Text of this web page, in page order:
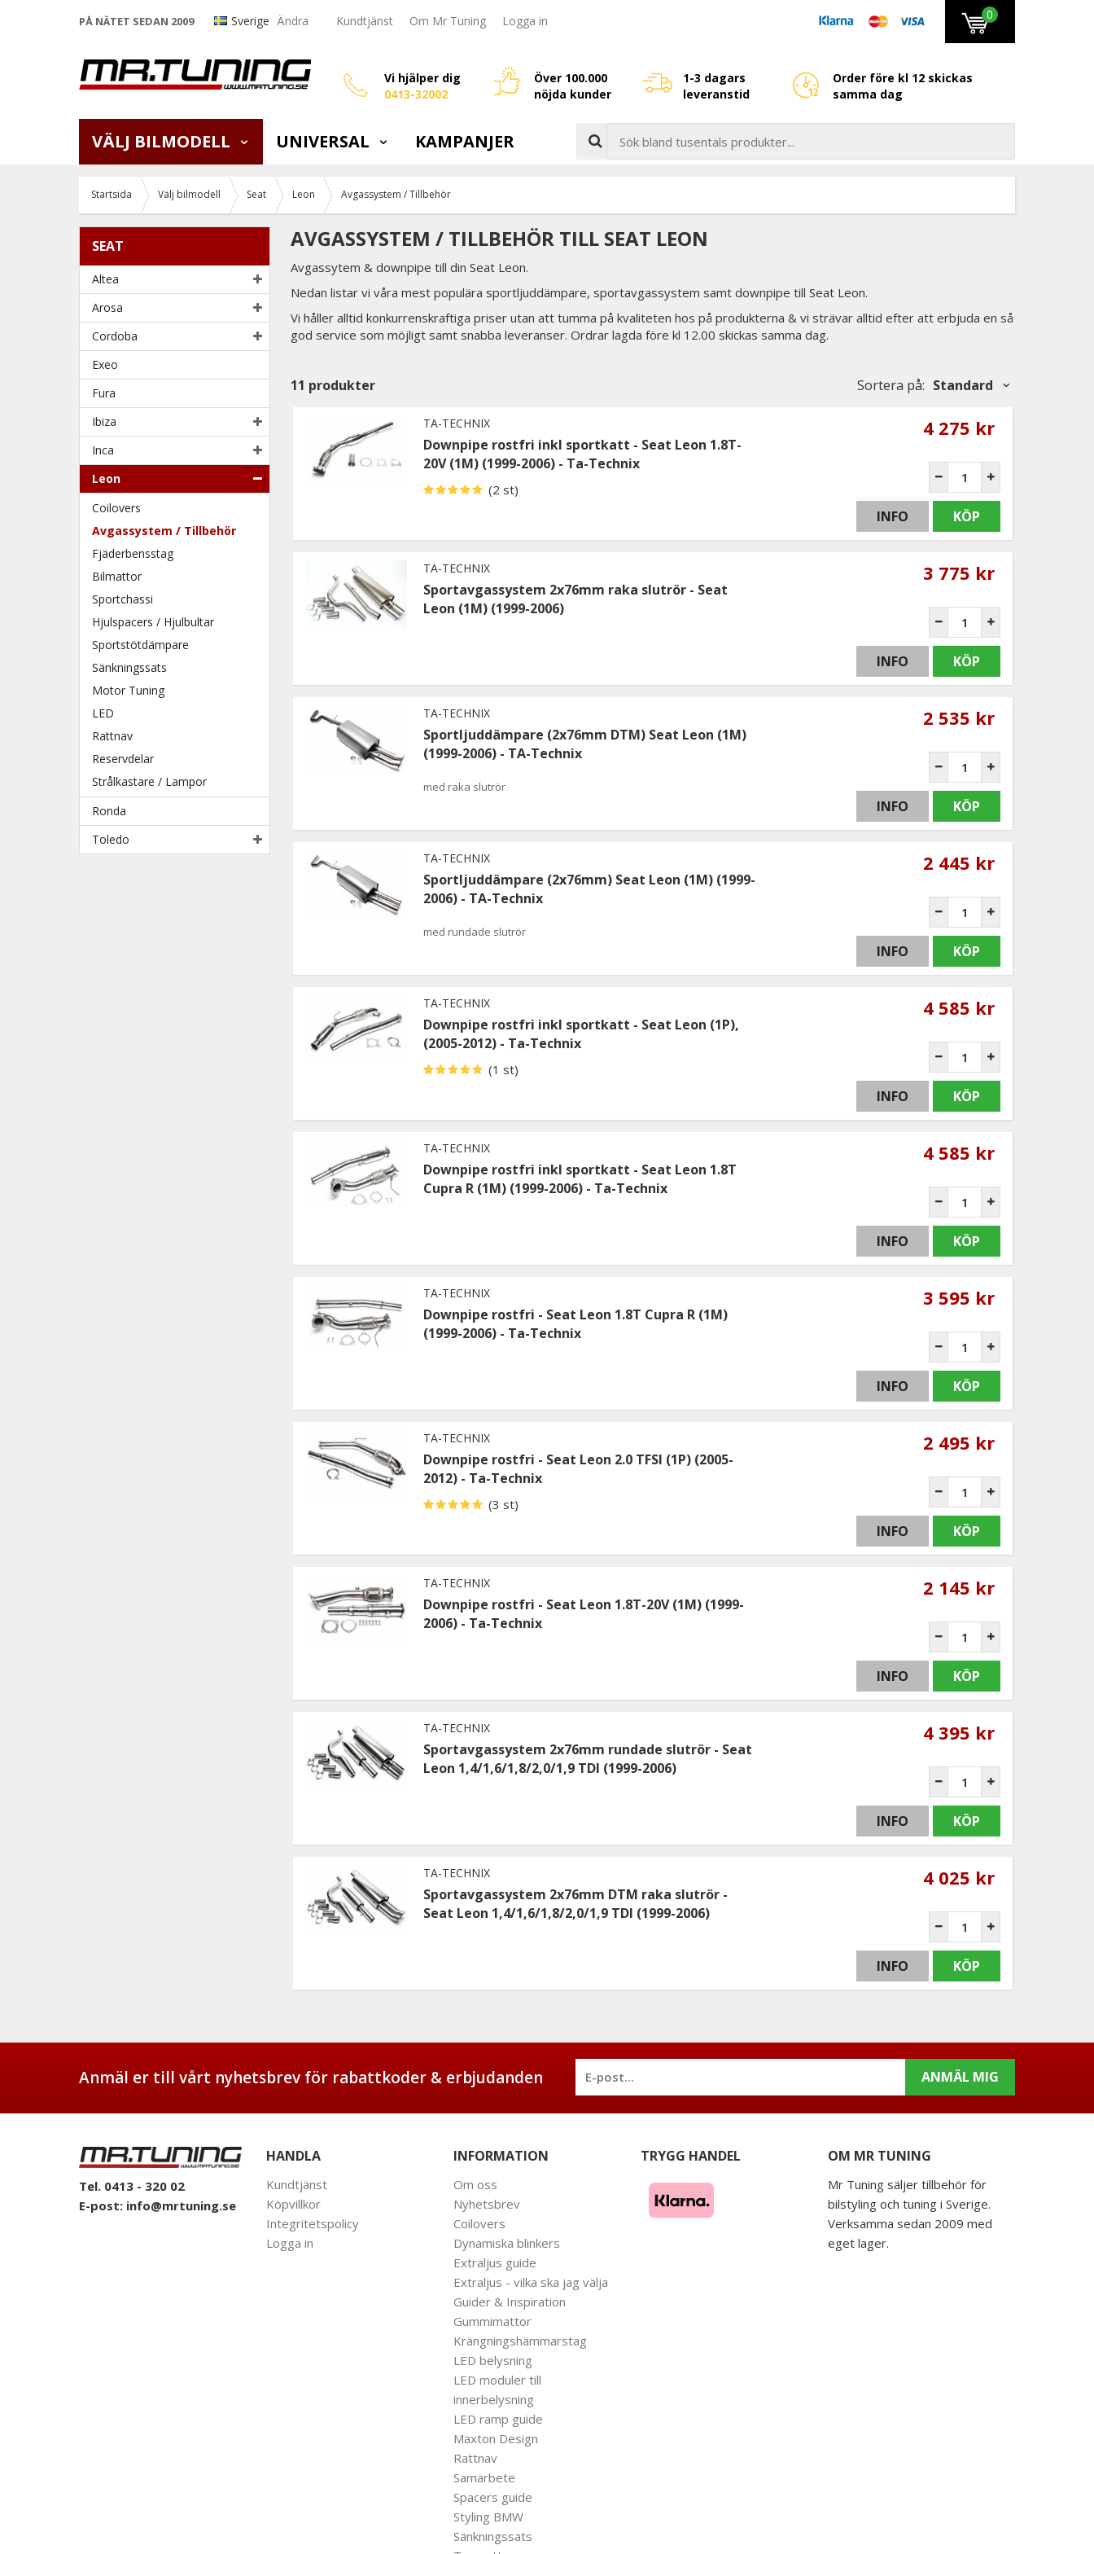
PÅ NÄTET SEDAN 2009 Sverige Ändra Kundtjänst Om Mr Tuning Logga in 0
Vi hjälper dig
0413-32002
Över 100.000
nöjda kunder
1-3 dagars
leveranstid
Order före kl 12 skickas
samma dag
VÄLJ BILMODELL UNIVERSAL KAMPANJER
Startsida Välj bilmodell Seat Leon Avgassystem / Tillbehör
SEAT
Altea
Arosa
Cordoba
Exeo
Fura
Ibiza
Inca
Leon
Coilovers
Avgassystem / Tillbehör
Fjäderbensstag
Bilmattor
Sportchassi
Hjulspacers / Hjulbultar
Sportstötdämpare
Sänkningssats
Motor Tuning
LED
Rattnav
Reservdelar
Strålkastare / Lampor
Ronda
Toledo
AVGASSYSTEM / TILLBEHÖR TILL SEAT LEON
Avgassytem & downpipe till din Seat Leon.
Nedan listar vi våra mest populära sportljuddämpare, sportavgassystem samt downpipe till Seat Leon.
Vi håller alltid konkurrenskraftiga priser utan att tumma på kvaliteten hos på produkterna & vi strävar alltid efter att erbjuda en så
god service som möjligt samt snabba leveranser. Ordrar lagda före kl 12.00 skickas samma dag.
11 produkter Sortera på: Standard
TA-TECHNIX
Downpipe rostfri inkl sportkatt - Seat Leon 1.8T-
20V (1M) (1999-2006) - Ta-Technix
(2 st)
4 275 kr
INFO KÖP
TA-TECHNIX
Sportavgassystem 2x76mm raka slutrör - Seat
Leon (1M) (1999-2006)
3 775 kr
INFO KÖP
TA-TECHNIX
Sportljuddämpare (2x76mm DTM) Seat Leon (1M)
(1999-2006) - TA-Technix
med raka slutrör
2 535 kr
INFO KÖP
TA-TECHNIX
Sportljuddämpare (2x76mm) Seat Leon (1M) (1999-
2006) - TA-Technix
med rundade slutrör
2 445 kr
INFO KÖP
TA-TECHNIX
Downpipe rostfri inkl sportkatt - Seat Leon (1P),
(2005-2012) - Ta-Technix
(1 st)
4 585 kr
INFO KÖP
TA-TECHNIX
Downpipe rostfri inkl sportkatt - Seat Leon 1.8T
Cupra R (1M) (1999-2006) - Ta-Technix
4 585 kr
INFO KÖP
TA-TECHNIX
Downpipe rostfri - Seat Leon 1.8T Cupra R (1M)
(1999-2006) - Ta-Technix
3 595 kr
INFO KÖP
TA-TECHNIX
Downpipe rostfri - Seat Leon 2.0 TFSI (1P) (2005-
2012) - Ta-Technix
(3 st)
2 495 kr
INFO KÖP
TA-TECHNIX
Downpipe rostfri - Seat Leon 1.8T-20V (1M) (1999-
2006) - Ta-Technix
2 145 kr
INFO KÖP
TA-TECHNIX
Sportavgassystem 2x76mm rundade slutrör - Seat
Leon 1,4/1,6/1,8/2,0/1,9 TDI (1999-2006)
4 395 kr
INFO KÖP
TA-TECHNIX
Sportavgassystem 2x76mm DTM raka slutrör -
Seat Leon 1,4/1,6/1,8/2,0/1,9 TDI (1999-2006)
4 025 kr
INFO KÖP
Anmäl er till vårt nyhetsbrev för rabattkoder & erbjudanden ANMÄL MIG
Tel. 0413 - 320 02
E-post: info@mrtuning.se
HANDLA
Kundtjänst
Köpvillkor
Integritetspolicy
Logga in
INFORMATION
Om oss
Nyhetsbrev
Coilovers
Dynamiska blinkers
Extraljus guide
Extraljus - vilka ska jag välja
Guider & Inspiration
Gummimattor
Krängningshämmarstag
LED belysning
LED moduler till
innerbelysning
LED ramp guide
Maxton Design
Rattnav
Samarbete
Spacers guide
Styling BMW
Sänkningssats
TRYGG HANDEL OM MR TUNING
Mr Tuning säljer tillbehör för
bilstyling och tuning i Sverige.
Verksamma sedan 2009 med
eget lager.